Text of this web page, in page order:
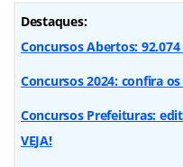
Destaques:
Concursos Abertos:
Concursos 2024: confira
Concursos Prefeituras:
VEJA!